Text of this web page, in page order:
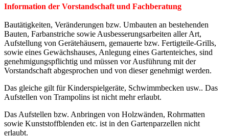
Information der Vorstandschaft und Fachberatung
Bautätigkeiten, Veränderungen bzw. Umbauten an bestehenden
Bauten, Farbanstriche sowie Ausbesserungsarbeiten aller Art,
Aufstellung von Gerätehäusern, gemauerte bzw. Fertigteile-Grills,
sowie eines Gewächshauses, Anlegung eines Gartenteiches, sind
genehmigungspflichtig und müssen vor Ausführung mit der
Vorstandschaft abgesprochen und von dieser genehmigt werden.
Das gleiche gilt für Kinderspielgeräte, Schwimmbecken usw.. Das
Aufstellen von Trampolins ist nicht mehr erlaubt.
Das Aufstellen bzw. Anbringen von Holzwänden, Rohrmatten
sowie Kunststoffblenden etc. ist in den Gartenparzellen nicht
erlaubt.